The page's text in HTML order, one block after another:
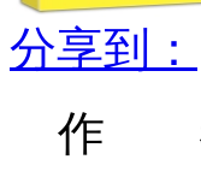
分享到：
作 者